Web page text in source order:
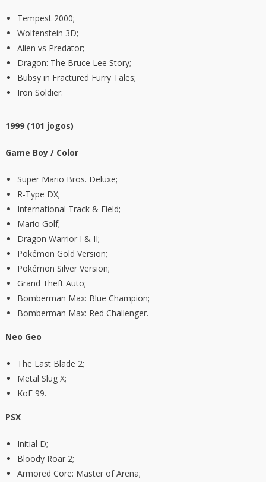
Tempest 2000;
Wolfenstein 3D;
Alien vs Predator;
Dragon: The Bruce Lee Story;
Bubsy in Fractured Furry Tales;
Iron Soldier.
1999 (101 jogos)
Game Boy / Color
Super Mario Bros. Deluxe;
R-Type DX;
International Track & Field;
Mario Golf;
Dragon Warrior I & II;
Pokémon Gold Version;
Pokémon Silver Version;
Grand Theft Auto;
Bomberman Max: Blue Champion;
Bomberman Max: Red Challenger.
Neo Geo
The Last Blade 2;
Metal Slug X;
KoF 99.
PSX
Initial D;
Bloody Roar 2;
Armored Core: Master of Arena;